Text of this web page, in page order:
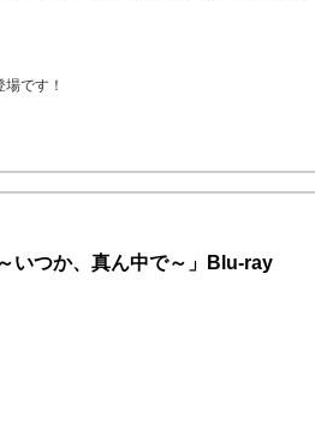
です！
いつか、真ん中で～」Blu-ray